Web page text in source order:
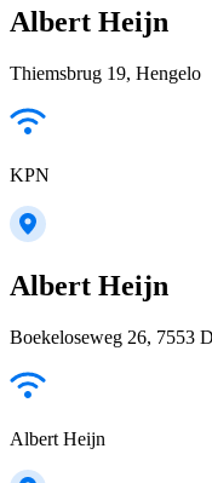
Albert Heijn
Thiemsbrug 19, Hengelo
KPN
Albert Heijn
Boekeloseweg 26, 7553
Albert Heijn